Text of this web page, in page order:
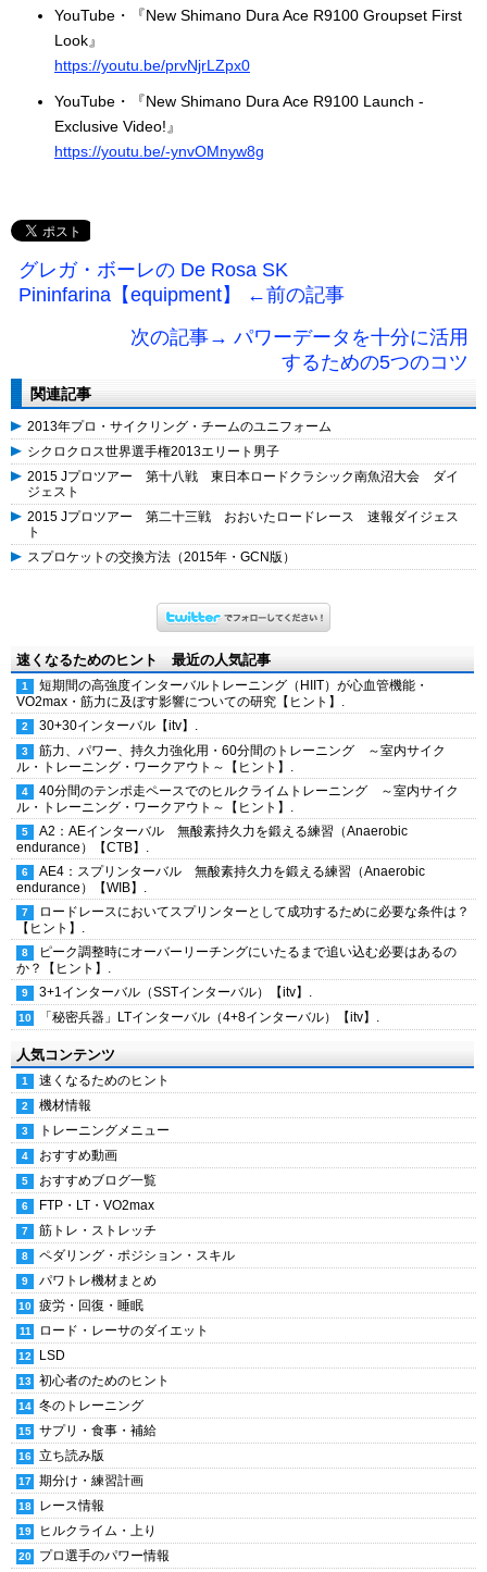
YouTube・『New Shimano Dura Ace R9100 Groupset First
Look』
https://youtu.be/prvNjrLZpx0
YouTube・『New Shimano Dura Ace R9100 Launch -
Exclusive Video!』
https://youtu.be/-ynvOMnyw8g
グレガ・ボーレの De Rosa SK
Pininfarina【equipment】 ←前の記事
次の記事→ パワーデータを十分に活用
するための5つのコツ
関連記事
2013年プロ・サイクリング・チームのユニフォーム
シクロクロス世界選手権2013エリート男子
2015 Jプロツアー 第十八戦 東日本ロードクラシック南魚沼大会 ダイ
ジェスト
2015 Jプロツアー 第二十三戦 おおいたロードレース 速報ダイジェス
ト
スプロケットの交換方法（2015年・GCN版）
速くなるためのヒント 最近の人気記事
短期間の高強度インターバルトレーニング（HIIT）が心血管機能・
VO2max・筋力に及ぼす影響についての研究【ヒント】.
30+30インターバル【itv】.
筋力、パワー、持久力強化用・60分間のトレーニング ～室内サイク
ル・トレーニング・ワークアウト～【ヒント】.
40分間のテンポ走ペースでのヒルクライムトレーニング ～室内サイク
ル・トレーニング・ワークアウト～【ヒント】.
A2：AEインターバル 無酸素持久力を鍛える練習（Anaerobic
endurance）【CTB】.
AE4：スプリンターバル 無酸素持久力を鍛える練習（Anaerobic
endurance）【WIB】.
ロードレースにおいてスプリンターとして成功するために必要な条件は？
【ヒント】.
ピーク調整時にオーバーリーチングにいたるまで追い込む必要はあるの
か？【ヒント】.
3+1インターバル（SSTインターバル）【itv】.
「秘密兵器」LTインターバル（4+8インターバル）【itv】.
人気コンテンツ
速くなるためのヒント
機材情報
トレーニングメニュー
おすすめ動画
おすすめブログ一覧
FTP・LT・VO2max
筋トレ・ストレッチ
ペダリング・ポジション・スキル
パワトレ機材まとめ
疲労・回復・睡眠
ロード・レーサのダイエット
LSD
初心者のためのヒント
冬のトレーニング
サプリ・食事・補給
立ち読み版
期分け・練習計画
レース情報
ヒルクライム・上り
プロ選手のパワー情報